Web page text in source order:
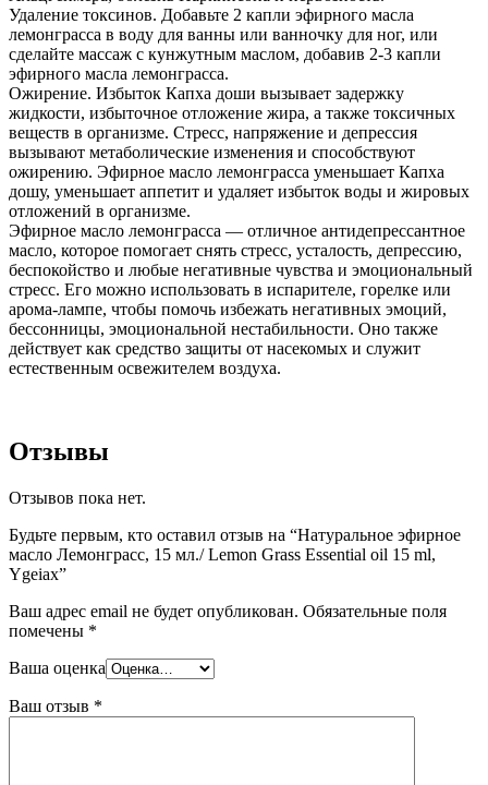
Удаление токсинов. Добавьте 2 капли эфирного масла
лемонграсса в воду для ванны или ванночку для ног, или
сделайте массаж с кунжутным маслом, добавив 2-3 капли
эфирного масла лемонграсса.
Ожирение. Избыток Капха доши вызывает задержку
жидкости, избыточное отложение жира, а также токсичных
веществ в организме. Стресс, напряжение и депрессия
вызывают метаболические изменения и способствуют
ожирению. Эфирное масло лемонграсса уменьшает Капха
дошу, уменьшает аппетит и удаляет избыток воды и жировых
отложений в организме.
Эфирное масло лемонграсса — отличное антидепрессантное
масло, которое помогает снять стресс, усталость, депрессию,
беспокойство и любые негативные чувства и эмоциональный
стресс. Его можно использовать в испарителе, горелке или
арома-лампе, чтобы помочь избежать негативных эмоций,
бессонницы, эмоциональной нестабильности. Оно также
действует как средство защиты от насекомых и служит
естественным освежителем воздуха.
Отзывы
Отзывов пока нет.
Будьте первым, кто оставил отзыв на “Натуральное эфирное
масло Лемонграсс, 15 мл./ Lemon Grass Essential oil 15 ml,
Ygeiax”
Ваш адрес email не будет опубликован. Обязательные поля
помечены *
Ваша оценка
Ваш отзыв *